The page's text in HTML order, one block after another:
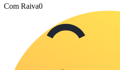
Com Raiva0